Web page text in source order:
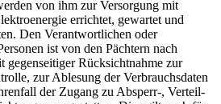
von ihm zur Versorgung mit
errichtet, gewartet und
Den Verantwortlichen oder
ist von den Pächtern nach
gegenseitiger Rücksichtnahme zur
zur Ablesung der Verbrauchsdaten
der Zugang zu Absperr-, Verteil-